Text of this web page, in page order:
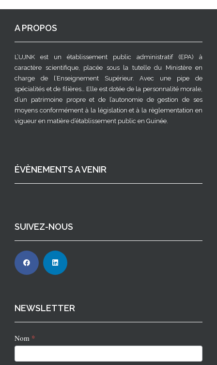
A PROPOS
L’UJNK est un établissement public administratif (EPA) à
caractère scientifique, placée sous la tutelle du Ministère en
charge de l’Enseignement Supérieur. Avec une pipe de
spécialités et de filières… Elle est dotée de la personnalité morale,
d’un patrimoine propre et de l’autonomie de gestion de ses
moyens conformément à la législation et à la règlementation en
vigueur en matière d’établissement public en Guinée.
ÉVÈNEMENTS A VENIR
SUIVEZ-NOUS
NEWSLETTER
Newsletter
2
Nom *